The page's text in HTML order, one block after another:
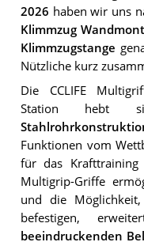
2026 haben wir uns
Klimmzug
Klimmzugstange
Nützliche kurz
Die CCLIFE
Station
Funktionen vom
für das
Multigrip-Griffe
und die
befestigen,
beeindruckenden